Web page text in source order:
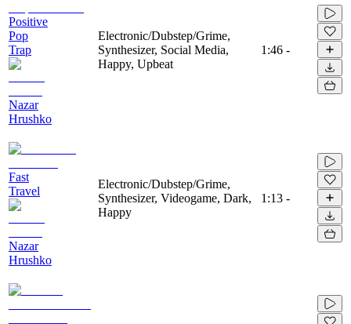
Positive
Pop
Trap
Nazar
Hrushko
Electronic/Dubstep/Grime,
Synthesizer, Social Media,
Happy, Upbeat
1:46 -
Fast
Travel
Nazar
Hrushko
Electronic/Dubstep/Grime,
Synthesizer, Videogame, Dark,
Happy
1:13 -